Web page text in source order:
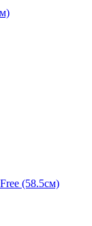
(58.5см)